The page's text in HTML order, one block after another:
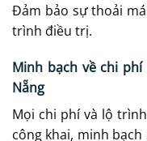
Đảm bảo sự thoải
trình điều trị.
Minh bạch về chi
Nẵng
Mọi chi phí và lộ
công khai, minh